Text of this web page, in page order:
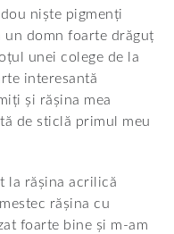
niște pigmenți
un domn foarte drăguț
unei colege de la
interesantă
și rășina mea
de sticlă primul meu
la rășina acrilică
rășina cu
foarte bine și m-am